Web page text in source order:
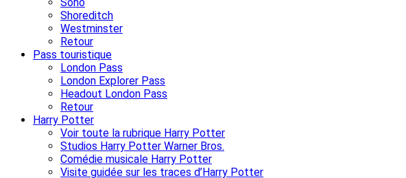
Shoreditch
Westminster
Retour
Pass touristique
London Pass
London Explorer Pass
Headout London Pass
Retour
Harry Potter
Voir toute la rubrique Harry Potter
Studios Harry Potter Warner Bros.
Comédie musicale Harry Potter
Visite guidée sur les traces d’Harry Potter